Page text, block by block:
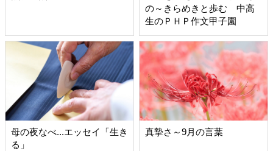
の～きらめきと歩む 中高
生のＰＨＰ作文甲子園
母の夜なべ...エッセイ「生き
る」
真摯さ～9月の言葉